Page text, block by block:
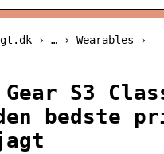
› … › Wearables ›
Gear S3
bedste